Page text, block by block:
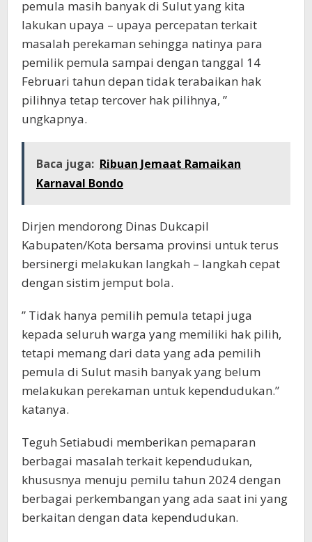
pemula masih banyak di Sulut yang kita
lakukan upaya – upaya percepatan terkait
masalah perekaman sehingga natinya para
pemilik pemula sampai dengan tanggal 14
Februari tahun depan tidak terabaikan hak
pilihnya tetap tercover hak pilihnya, ”
ungkapnya.
Baca juga: Ribuan Jemaat Ramaikan
Karnaval Bondo
Dirjen mendorong Dinas Dukcapil
Kabupaten/Kota bersama provinsi untuk terus
bersinergi melakukan langkah – langkah cepat
dengan sistim jemput bola.
” Tidak hanya pemilih pemula tetapi juga
kepada seluruh warga yang memiliki hak pilih,
tetapi memang dari data yang ada pemilih
pemula di Sulut masih banyak yang belum
melakukan perekaman untuk kependudukan.”
katanya.
Teguh Setiabudi memberikan pemaparan
berbagai masalah terkait kependudukan,
khususnya menuju pemilu tahun 2024 dengan
berbagai perkembangan yang ada saat ini yang
berkaitan dengan data kependudukan.